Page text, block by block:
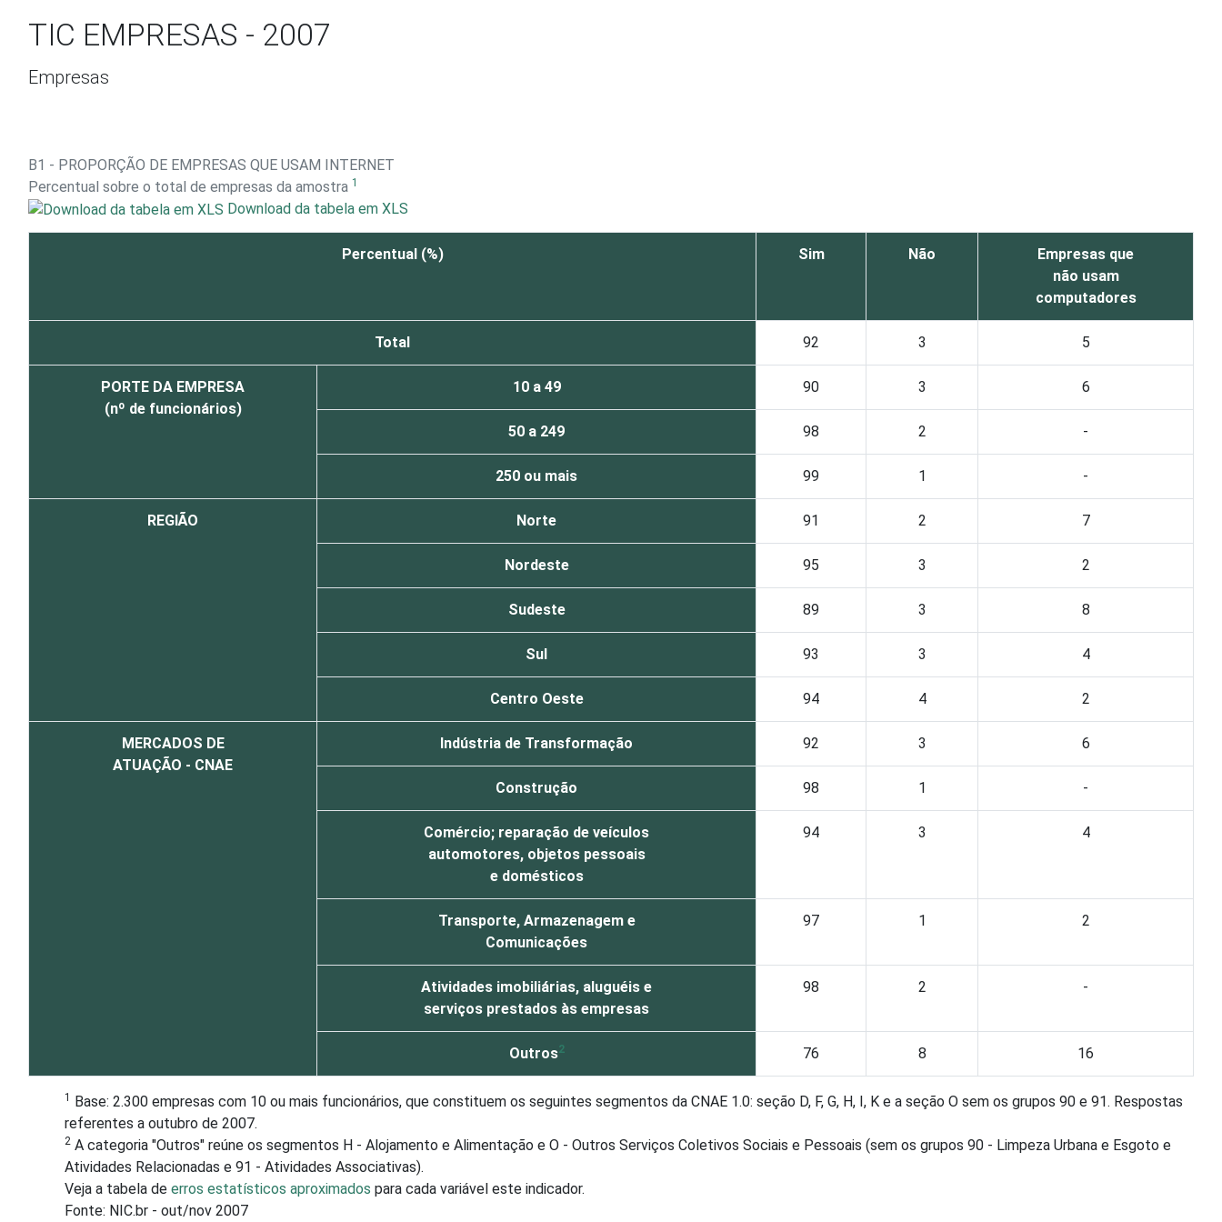
TIC EMPRESAS - 2007
Empresas
B1 - PROPORÇÃO DE EMPRESAS QUE USAM INTERNET
Percentual sobre o total de empresas da amostra 1
Download da tabela em XLS
Percentual (%) Sim Não
Empresas que
não usam
computadores
Total 92 3 5
PORTE DA EMPRESA
(nº de funcionários)
10 a 49 90 3 6
50 a 249 98 2 -
250 ou mais 99 1 -
REGIÃO Norte 91 2 7
Nordeste 95 3 2
Sudeste 89 3 8
Sul 93 3 4
Centro Oeste 94 4 2
MERCADOS DE
ATUAÇÃO - CNAE
Indústria de Transformação 92 3 6
Construção 98 1 -
Comércio; reparação de veículos
automotores, objetos pessoais
e domésticos
94 3 4
Transporte, Armazenagem e
Comunicações
97 1 2
Atividades imobiliárias, aluguéis e
serviços prestados às empresas
98 2 -
Outros2 76 8 16
1 Base: 2.300 empresas com 10 ou mais funcionários, que constituem os seguintes segmentos da CNAE 1.0: seção D, F, G, H, I, K e a seção O sem os grupos 90 e 91. Respostas
referentes a outubro de 2007.
2 A categoria "Outros" reúne os segmentos H - Alojamento e Alimentação e O - Outros Serviços Coletivos Sociais e Pessoais (sem os grupos 90 - Limpeza Urbana e Esgoto e
Atividades Relacionadas e 91 - Atividades Associativas).
Veja a tabela de erros estatísticos aproximados para cada variável este indicador.
Fonte: NIC.br - out/nov 2007